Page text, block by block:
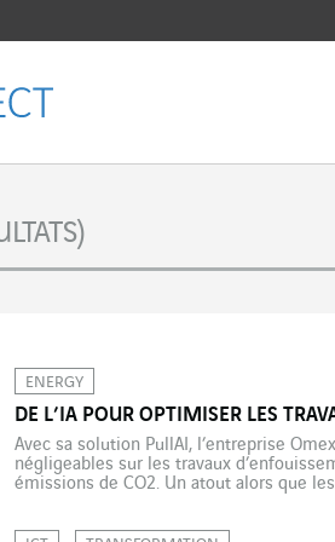
ENERGY
DE L’IA POUR OPTIMISER LES
Avec sa solution PullAI, l’entreprise
négligeables sur les travaux
émissions de CO2. Un atout alors que